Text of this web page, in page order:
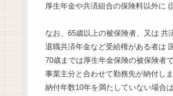
厚生年金や共済組合の保険料以外に (
なお、65歳以上の被保険者、又は 共
退職共済年金など受給権がある者は
70歳までは厚生年金保険の被保険者
事業主分と合わせて勤務先が納付し
納付年数10年を満たしていない場合